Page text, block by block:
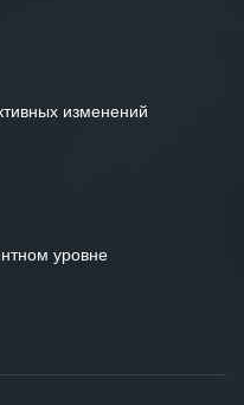
изменений
уровне